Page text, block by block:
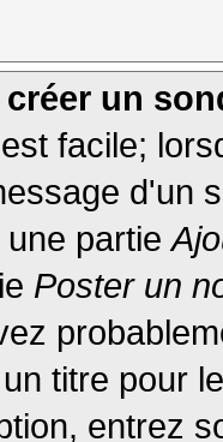
un
facile;
d'un
une partie
Poster un
titre pour
entrez